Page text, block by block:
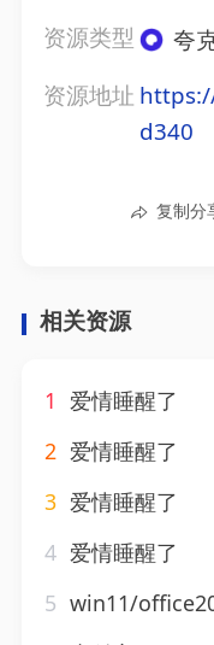
资源类型
夸
资源地址
d340
复制分
相关资源
1 爱情睡醒了
2 爱情睡醒了
3 爱情睡醒了
4 爱情睡醒了
5 win11/office2024工具